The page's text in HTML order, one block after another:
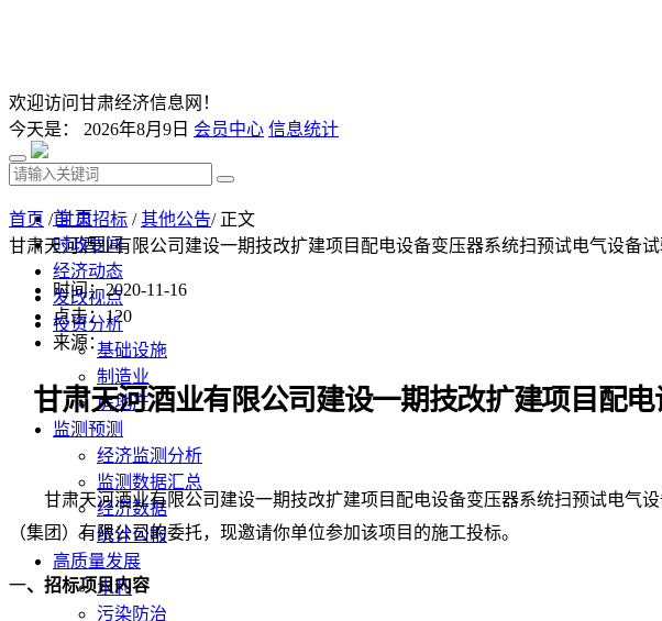
欢迎访问甘肃经济信息网！
今天是： 2026年8月9日 会员中心 信息统计
首 页
时政要闻
经济动态
发改视点
投资分析
基础设施
制造业
房地产
监测预测
经济监测分析
监测数据汇总
经济数据
统计公报
高质量发展
水利
污染防治
首页 /甘肃招标 /其他公告/ 正文
甘肃天河酒业有限公司建设一期技改扩建项目配电设备变压器系统扫预试电气设备
时间：2020-11-16
点击：120
来源：
甘肃天河酒业有限公司建设一期技改扩建项目配
甘肃天河酒业有限公司建设一期技改扩建项目配电设备变压器系统扫预试电气
（集团）有限公司的委托，现邀请你单位参加该项目的施工投标。
一、招标项目内容